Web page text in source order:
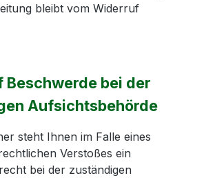
bleibt vom Widerruf
Beschwerde bei der
Aufsichtsbehörde
steht Ihnen im Falle eines
Verstoßes ein
bei der zuständigen